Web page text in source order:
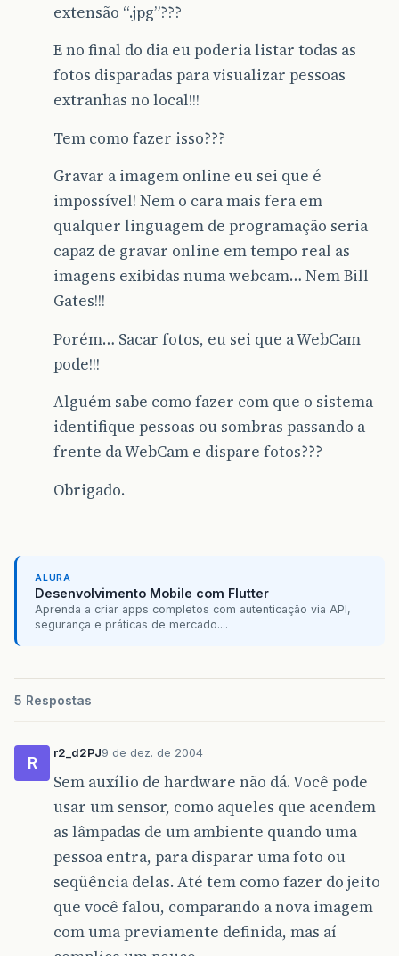
extensão “.jpg”???
E no final do dia eu poderia listar todas as
fotos disparadas para visualizar pessoas
extranhas no local!!!
Tem como fazer isso???
Gravar a imagem online eu sei que é
impossível! Nem o cara mais fera em
qualquer linguagem de programação seria
capaz de gravar online em tempo real as
imagens exibidas numa webcam… Nem Bill
Gates!!!
Porém… Sacar fotos, eu sei que a WebCam
pode!!!
Alguém sabe como fazer com que o sistema
identifique pessoas ou sombras passando a
frente da WebCam e dispare fotos???
Obrigado.
ALURA
Desenvolvimento Mobile com Flutter
Aprenda a criar apps completos com autenticação via API,
segurança e práticas de mercado....
5 Respostas
R
r2_d2PJ9 de dez. de 2004
Sem auxílio de hardware não dá. Você pode
usar um sensor, como aqueles que acendem
as lâmpadas de um ambiente quando uma
pessoa entra, para disparar uma foto ou
seqüência delas. Até tem como fazer do jeito
que você falou, comparando a nova imagem
com uma previamente definida, mas aí